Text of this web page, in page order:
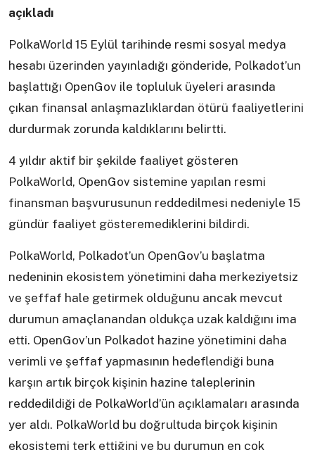
açıkladı
PolkaWorld 15 Eylül tarihinde resmi sosyal medya
hesabı üzerinden yayınladığı gönderide, Polkadot’un
başlattığı OpenGov ile topluluk üyeleri arasında
çıkan finansal anlaşmazlıklardan ötürü faaliyetlerini
durdurmak zorunda kaldıklarını belirtti.
4 yıldır aktif bir şekilde faaliyet gösteren
PolkaWorld, OpenGov sistemine yapılan resmi
finansman başvurusunun reddedilmesi nedeniyle 15
gündür faaliyet gösteremediklerini bildirdi.
PolkaWorld, Polkadot’un OpenGov’u başlatma
nedeninin ekosistem yönetimini daha merkeziyetsiz
ve şeffaf hale getirmek olduğunu ancak mevcut
durumun amaçlanandan oldukça uzak kaldığını ima
etti. OpenGov’un Polkadot hazine yönetimini daha
verimli ve şeffaf yapmasının hedeflendiği buna
karşın artık birçok kişinin hazine taleplerinin
reddedildiği de PolkaWorld’ün açıklamaları arasında
yer aldı. PolkaWorld bu doğrultuda birçok kişinin
ekosistemi terk ettiğini ve bu durumun en çok